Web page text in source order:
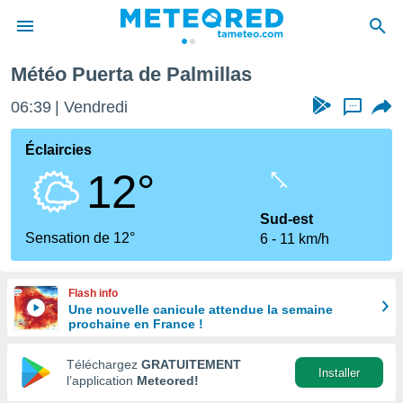
de
en
Météo Puerta de Palmillas
06:39 Vendredi ...
Éclaircies
12°
Sensation de 12°
Sud-est
6
11 km/h
Flash info
Une nouvelle canicule attendue la semaine
prochaine en France !
Téléchargez GRATUITEMENT
l’application Meteored!
Installer